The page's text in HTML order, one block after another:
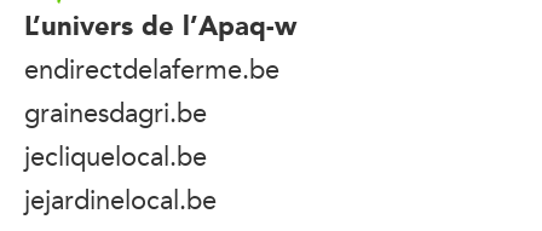
L’univers de l’Apaq-w
endirectdelaferme.be
grainesdagri.be
jecliquelocal.be
jejardinelocal.be